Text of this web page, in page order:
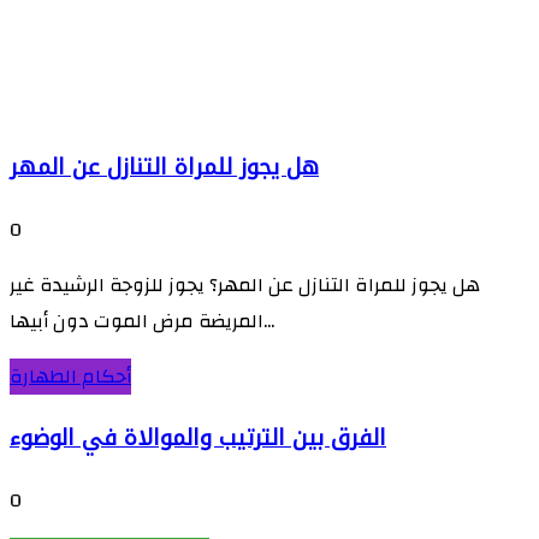
هل يجوز للمراة التنازل عن المهر
0
هل يجوز للمراة التنازل عن المهر؟ يجوز للزوجة الرشيدة غير
المريضة مرض الموت دون أبيها...
أحكام الطهارة
الفرق بين الترتيب والموالاة في الوضوء
0